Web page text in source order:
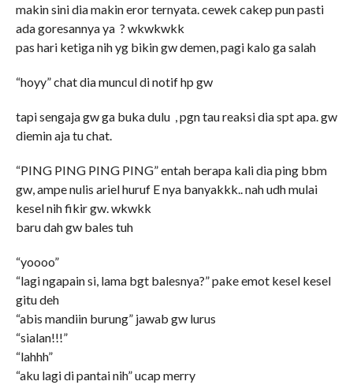
makin sini dia makin eror ternyata. cewek cakep pun pasti
ada goresannya ya ? wkwkwkk
pas hari ketiga nih yg bikin gw demen, pagi kalo ga salah
“hoyy” chat dia muncul di notif hp gw
tapi sengaja gw ga buka dulu , pgn tau reaksi dia spt apa. gw
diemin aja tu chat.
“PING PING PING PING” entah berapa kali dia ping bbm
gw, ampe nulis ariel huruf E nya banyakkk.. nah udh mulai
kesel nih fikir gw. wkwkk
baru dah gw bales tuh
“yoooo”
“lagi ngapain si, lama bgt balesnya?” pake emot kesel kesel
gitu deh
“abis mandiin burung” jawab gw lurus
“sialan!!!”
“lahhh”
“aku lagi di pantai nih” ucap merry